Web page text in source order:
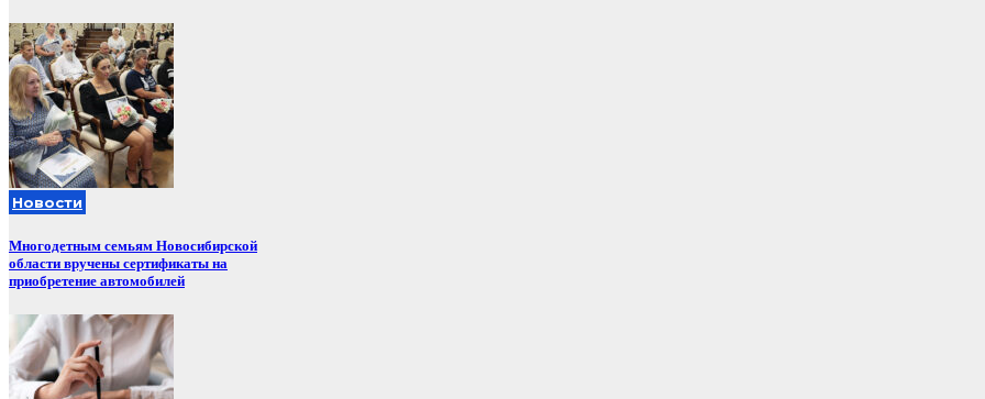
Новости
Многодетным семьям Новосибирской
области вручены сертификаты на
приобретение автомобилей